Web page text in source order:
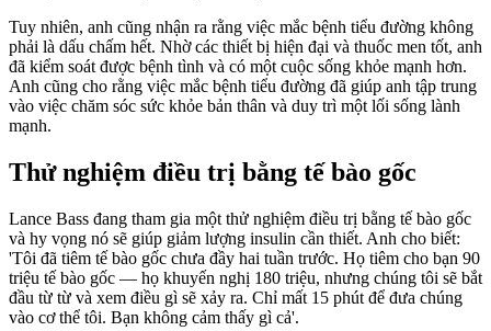
Tuy nhiên, anh cũng nhận ra rằng việc mắc bệnh tiểu đường không
phải là dấu chấm hết. Nhờ các thiết bị hiện đại và thuốc men tốt, anh
đã kiểm soát được bệnh tình và có một cuộc sống khỏe mạnh hơn.
Anh cũng cho rằng việc mắc bệnh tiểu đường đã giúp anh tập trung
vào việc chăm sóc sức khỏe bản thân và duy trì một lối sống lành
mạnh.
Thử nghiệm điều trị bằng tế bào gốc
Lance Bass đang tham gia một thử nghiệm điều trị bằng tế bào gốc
và hy vọng nó sẽ giúp giảm lượng insulin cần thiết. Anh cho biết:
'Tôi đã tiêm tế bào gốc chưa đầy hai tuần trước. Họ tiêm cho bạn 90
triệu tế bào gốc — họ khuyến nghị 180 triệu, nhưng chúng tôi sẽ bắt
đầu từ từ và xem điều gì sẽ xảy ra. Chỉ mất 15 phút để đưa chúng
vào cơ thể tôi. Bạn không cảm thấy gì cả'.